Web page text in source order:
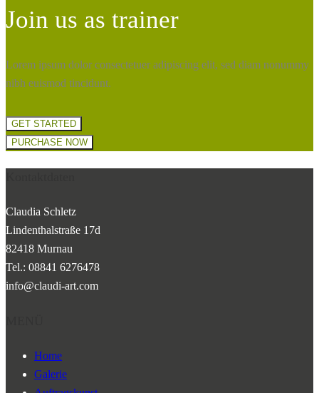
Join us as trainer
Lorem ipsum dolor consectetuer adipiscing elit, sed diam nonummy
nibh euismod tincidunt.
GET STARTED
PURCHASE NOW
Claudia Schletz
Lindenthalstraße 17d
82418 Murnau
Tel.: 08841 6276478
info@claudi-art.com
Home
Galerie